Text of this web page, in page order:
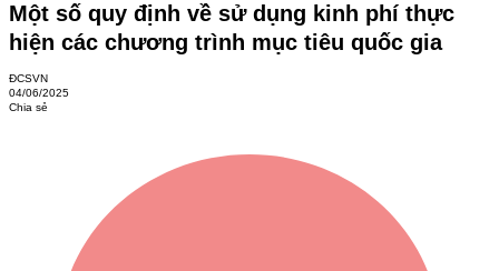
Một số quy định về sử dụng kinh phí thực
hiện các chương trình mục tiêu quốc gia
ĐCSVN
04/06/2025
Chia sẻ